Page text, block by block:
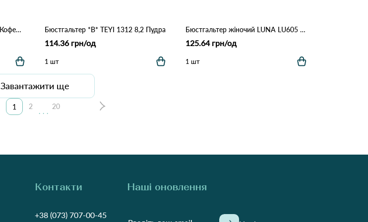
Бюстгальтер жіночий B 5251 Кофейний Бюстгальтер *B* TEYI 1312 8,2 Пудра
114.36 грн/од
1 шт
Бюстгальтер жіночий LUNA LU605 9,2 Бежевий
125.64 грн/од
1 шт
Завантажити ще
1 2
...
20
Контакти
+38 (073) 707-00-45
Наші оновлення